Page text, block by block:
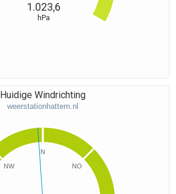
1.023,6
hPa
Huidige Windrichting
weerstationhattem.nl
N
NO
NW